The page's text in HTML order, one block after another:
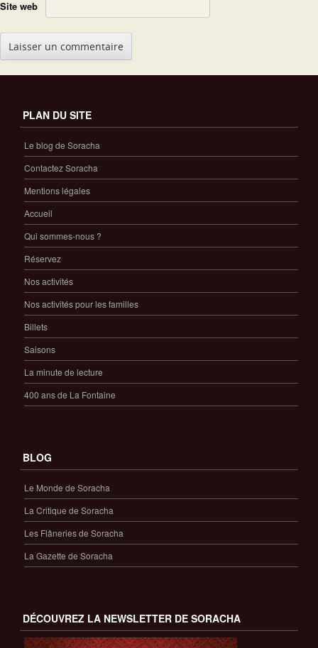
Site web
PLAN DU SITE
Le blog de Soracha
Contactez Soracha
Mentions légales
Accueil
Qui sommes-nous ?
Réservez
Nos activités
Nos activités pour les familles
Billets
Saisons
La minute de lecture
400 ans de La Fontaine
BLOG
Le Monde de Soracha
La Critique de Soracha
Les Flâneries de Soracha
La Gazette de Soracha
DÉCOUVREZ LA NEWSLETTER DE SORACHA